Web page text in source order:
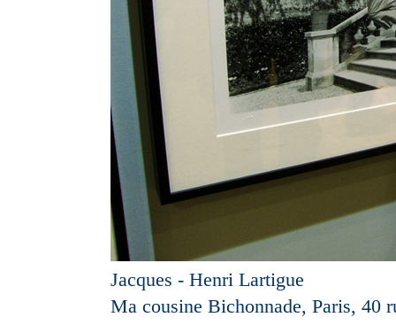
Jacques - Henri Lartigue
Ma cousine Bichonnade, Paris, 40